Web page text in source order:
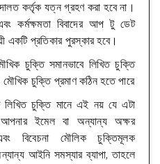
কর্তৃক যত্ন গ্রহণ করা হবে না।
কর্মক্ষমতা বিবাদের আপ টু ডেট
একটি প্রতিকার পুরস্কার হবে।
চুক্তি সমানভাবে লিখিত চুক্তি
চুক্তি প্রমাণ কঠিন হতে পারে
চুক্তি মানে এই নয় যে এটা
ইমেল বা অন্যান্য অক্ষর
বিবেচনা মৌলিক চুক্তিমূলক
আইনি সমস্যার ব্যাপা, তাহলে